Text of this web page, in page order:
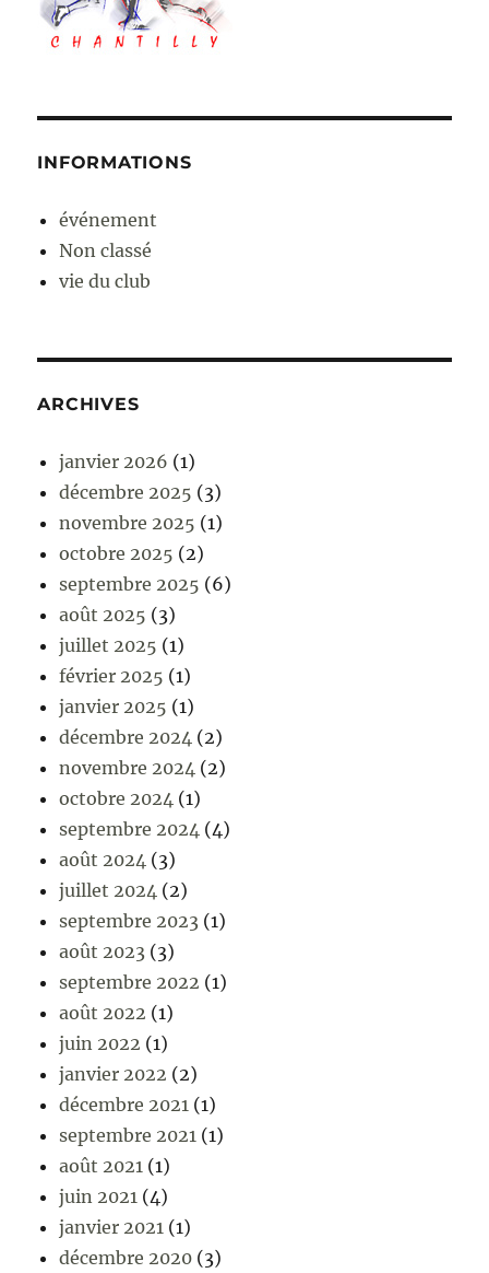
INFORMATIONS
événement
Non classé
vie du club
ARCHIVES
janvier 2026 (1)
décembre 2025 (3)
novembre 2025 (1)
octobre 2025 (2)
septembre 2025 (6)
août 2025 (3)
juillet 2025 (1)
février 2025 (1)
janvier 2025 (1)
décembre 2024 (2)
novembre 2024 (2)
octobre 2024 (1)
septembre 2024 (4)
août 2024 (3)
juillet 2024 (2)
septembre 2023 (1)
août 2023 (3)
septembre 2022 (1)
août 2022 (1)
juin 2022 (1)
janvier 2022 (2)
décembre 2021 (1)
septembre 2021 (1)
août 2021 (1)
juin 2021 (4)
janvier 2021 (1)
décembre 2020 (3)